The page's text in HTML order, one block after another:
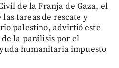
de la Franja de Gaza, el
tareas de rescate y
palestino, advirtió este
la parálisis por el
humanitaria impuesto